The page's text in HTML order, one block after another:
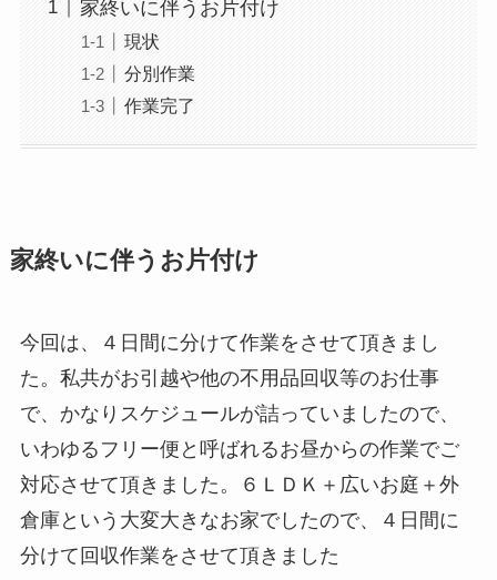
家終いに伴うお片付け
現状
分別作業
作業完了
家終いに伴うお片付け
今回は、４日間に分けて作業をさせて頂きまし
た。私共がお引越や他の不用品回収等のお仕事
で、かなりスケジュールが詰っていましたので、
いわゆるフリー便と呼ばれるお昼からの作業でご
対応させて頂きました。６ＬＤＫ＋広いお庭＋外
倉庫という大変大きなお家でしたので、４日間に
分けて回収作業をさせて頂きました